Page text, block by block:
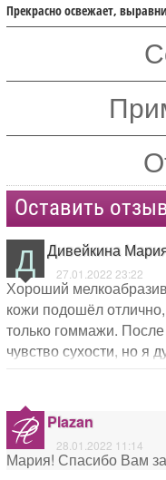
Прекрасно освежает,
Оставить
Д Дивейкина
27.01.2022 23:22
Хороший
кожи подошёл
только гоммажи.
чувство сухости, но я
Plazan
28.01.2022 11:14
Мария! Спасибо Вам